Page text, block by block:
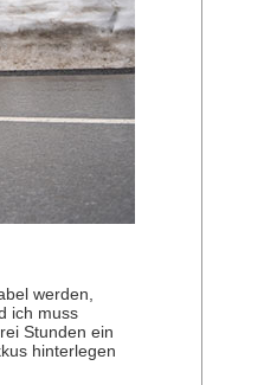
werden,
ich muss
Stunden ein
hinterlegen